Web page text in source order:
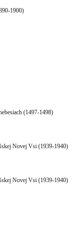
1900)
(1497-1498)
Novej Vsi (1939-1940)
Novej Vsi (1939-1940)